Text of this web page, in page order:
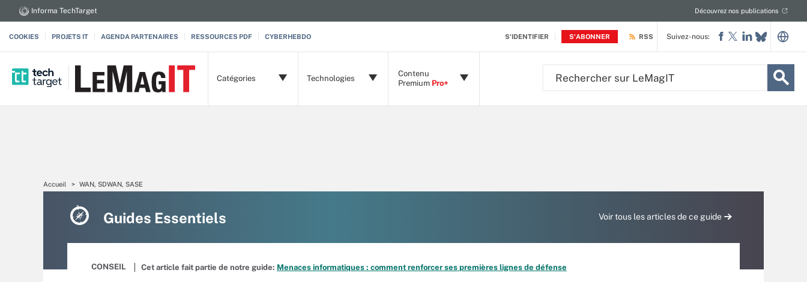
S'IDENTIFIER S'ABONNER
Informa TechTarget Découvrez nos publications
COOKIES PROJETS IT AGENDA PARTENAIRES RESSOURCES PDF CYBERHEBDO RSS
Catégories Technologies
Contenu
Premium Pro+
Suivez-nous:
Accueil WAN, SDWAN, SASE
Guides Essentiels Voir tous les articles de ce guide
CONSEIL Cet article fait partie de notre guide: Menaces informatiques : comment renforcer ses premières lignes de défense